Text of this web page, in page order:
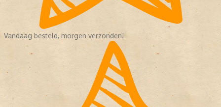
Vandaag besteld, morgen verzonden!